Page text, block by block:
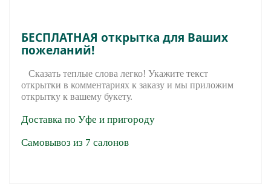
БЕСПЛАТНАЯ открытка для Ваших
пожеланий!
Сказать теплые слова легко! Укажите текст
открытки в комментариях к заказу и мы приложим
открытку к вашему букету.
Доставка по Уфе и пригороду
Самовывоз из 7 салонов